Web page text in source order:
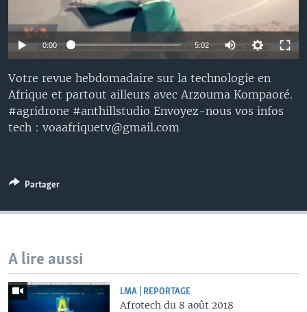
0:00 5:02
Votre revue hebdomadaire sur la technologie en
Afrique et partout ailleurs avec Arzouma Kompaoré.
#agridrone #anthillstudio Envoyez-nous vos infos
tech : voaafriquetv@gmail.com
Partager
A lire aussi
LMA | REPORTAGE
Afrotech du 8 août 2018